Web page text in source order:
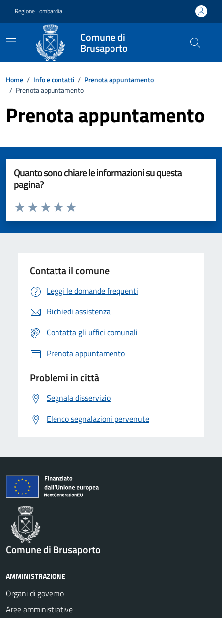
Regione Lombardia
Comune di
Brusaporto
Home / Info e contatti / Prenota appuntamento
/ Prenota appuntamento
Prenota appuntamento
Quanto sono chiare le informazioni su questa
pagina?
Valuta da 1 a 5 stelle la pagina
Valuta 5 stelle su 5
Valuta 4 stelle su 5
Valuta 3 stelle su 5
Valuta 2 stelle su 5
Valuta 1 stelle su 5
Contatta il comune
Leggi le domande frequenti
Richiedi assistenza
Contatta gli uffici comunali
Prenota appuntamento
Problemi in città
Segnala disservizio
Elenco segnalazioni pervenute
Comune di Brusaporto
AMMINISTRAZIONE
Organi di governo
Aree amministrative